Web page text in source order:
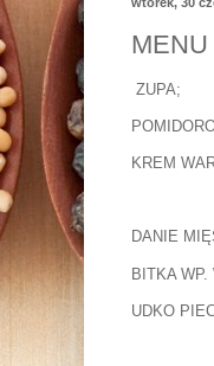
MENU
ZUPA;
KREM
DANIE
BITKA WP.
UDKO